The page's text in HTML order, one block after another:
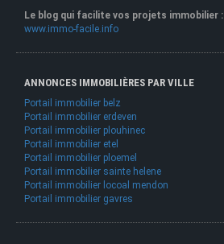
Le blog qui facilite vos projets immobilier :
www.immo-facile.info
ANNONCES IMMOBILIÈRES PAR VILLE
Portail immobilier belz
Portail immobilier erdeven
Portail immobilier plouhinec
Portail immobilier etel
Portail immobilier ploemel
Portail immobilier sainte helene
Portail immobilier locoal mendon
Portail immobilier gavres